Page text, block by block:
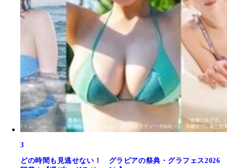
3
どの時間も見逃せない！ グラビアの祭典・グラフェス2026